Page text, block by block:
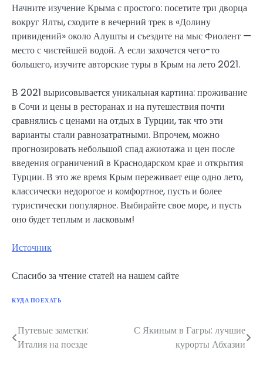
Начните изучение Крыма с простого: посетите три дворца
вокруг Ялты, сходите в вечерний трек в «Долину
привидений» около Алушты и съездите на мыс Фиолент —
место с чистейшей водой. А если захочется чего-то
большего, изучите авторские туры в Крым на лето 2021.
В 2021 вырисовывается уникальная картина: проживание
в Сочи и цены в ресторанах и на путешествия почти
сравнялись с ценами на отдых в Турции, так что эти
варианты стали равнозатратными. Впрочем, можно
прогнозировать небольшой спад ажиотажа и цен после
введения ограничений в Краснодарском крае и открытия
Турции. В это же время Крым переживает еще одно лето,
классически недорогое и комфортное, пусть и более
туристически популярное. Выбирайте свое море, и пусть
оно будет теплым и ласковым!
Источник
Спасибо за чтение статей на нашем сайте
КУДА ПОЕХАТЬ
Навигация
Путевые заметки:
Италия на поезде
С Якиным в Гагры: лучшие
курорты Абхазии